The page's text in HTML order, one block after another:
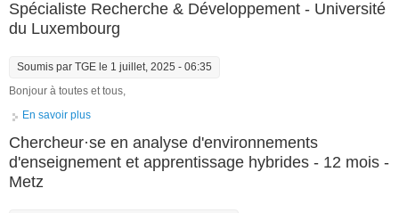
Spécialiste Recherche & Développement - Université
du Luxembourg
Soumis par TGE le 1 juillet, 2025 - 06:35
Bonjour à toutes et tous,
En savoir plus
Chercheur·se en analyse d'environnements
d'enseignement et apprentissage hybrides - 12 mois -
Metz